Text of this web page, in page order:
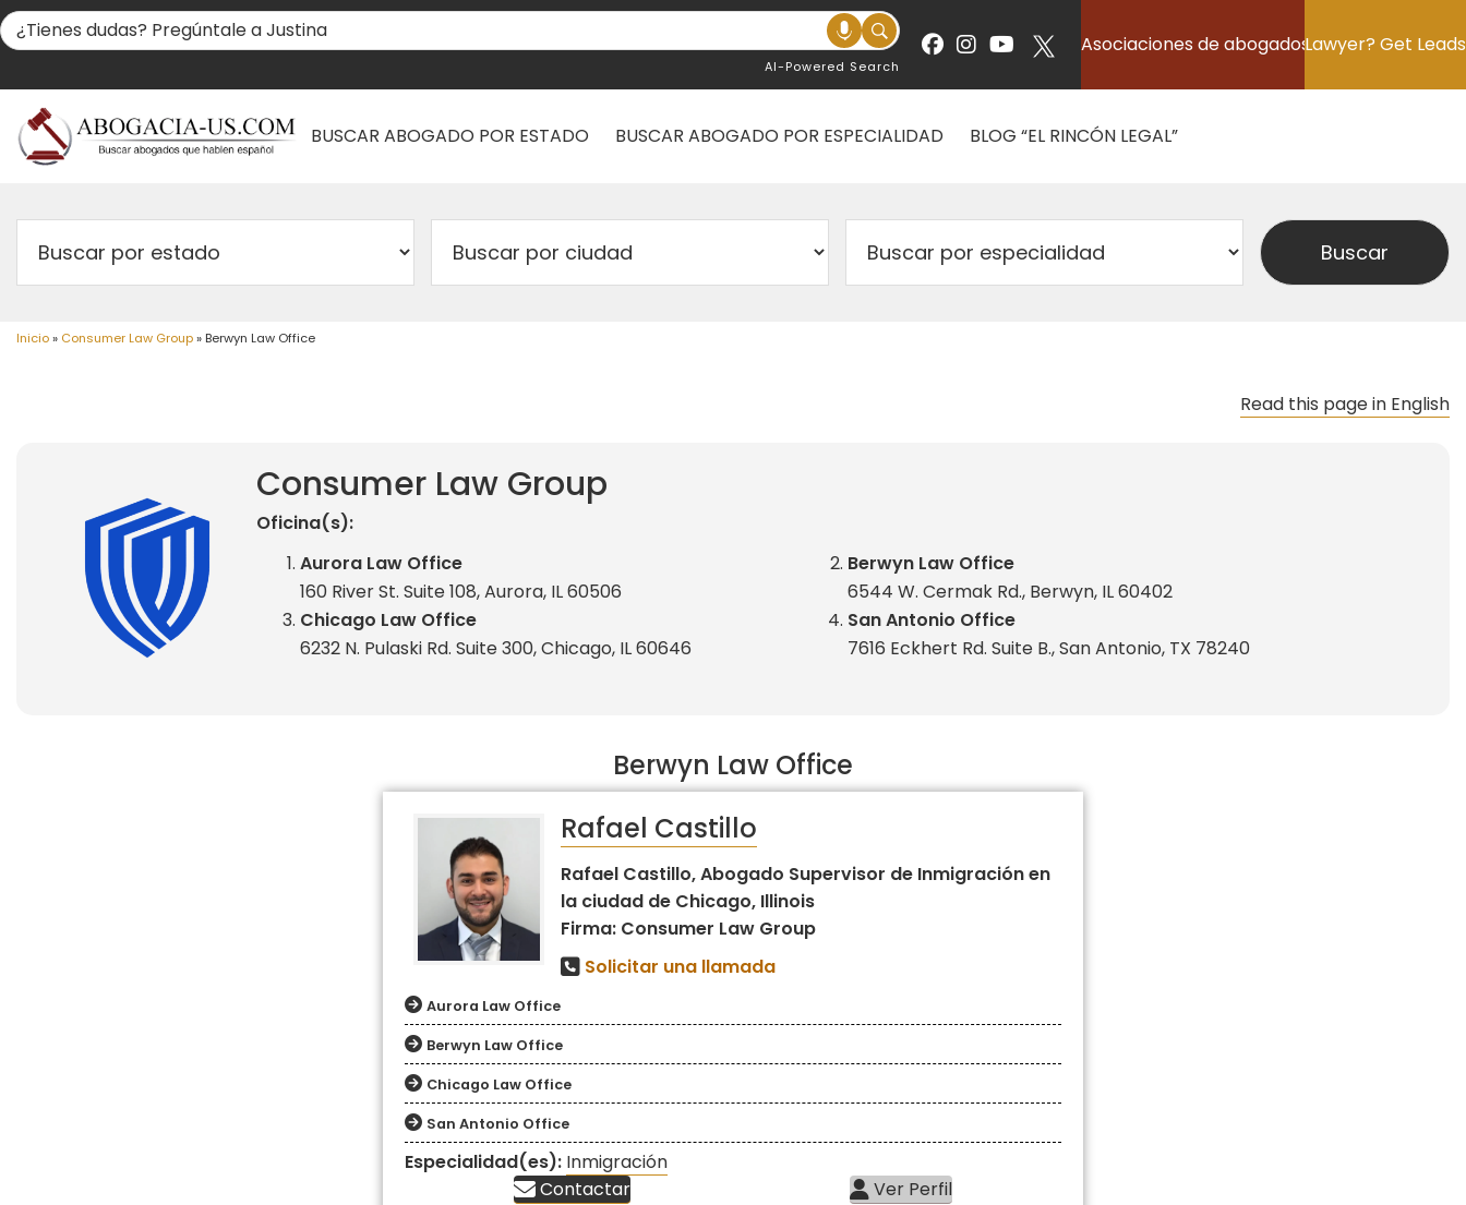
AI-Powered Search
Asociaciones de abogadosLawyer? Get Leads
BUSCAR ABOGADO POR ESTADO BUSCAR ABOGADO POR ESPECIALIDAD BLOG “EL RINCÓN LEGAL”
Inicio» Consumer Law Group» Berwyn Law Office
Read this page in English
Consumer Law Group
Oficina(s):
Aurora Law Office
160 River St. Suite 108, Aurora, IL 60506
Berwyn Law Office
6544 W. Cermak Rd., Berwyn, IL 60402
Chicago Law Office
6232 N. Pulaski Rd. Suite 300, Chicago, IL 60646
San Antonio Office
7616 Eckhert Rd. Suite B., San Antonio, TX 78240
Berwyn Law Office
Rafael Castillo
Rafael Castillo, Abogado Supervisor de Inmigración en
la ciudad de Chicago, Illinois
Firma: Consumer Law Group
Solicitar una llamada
Aurora Law Office
Berwyn Law Office
Chicago Law Office
San Antonio Office
Especialidad(es): Inmigración
Contactar
Ver Perfil